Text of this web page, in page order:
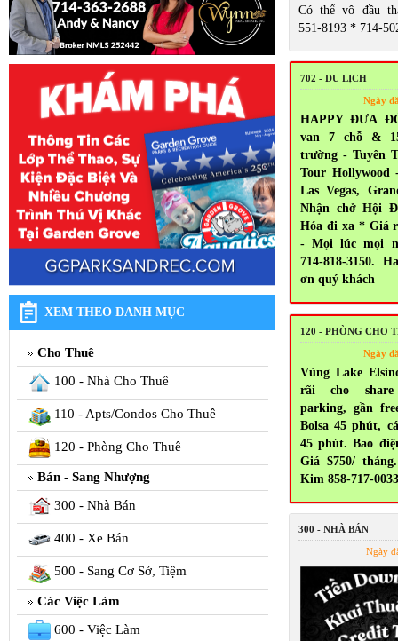
XEM THEO DANH MỤC
Cho Thuê
100 - Nhà Cho Thuê
110 - Apts/Condos Cho Thuê
120 - Phòng Cho Thuê
Bán - Sang Nhượng
300 - Nhà Bán
400 - Xe Bán
500 - Sang Cơ Sở, Tiệm
Các Việc Làm
600 - Việc Làm
Có thể vô đầu
551-8193 * 714-
702 - DU LỊCH
Ngày
HAPPY ĐƯA
van 7 chỗ &
trường - Tuyên
Tour Hollywood
Las Vegas,
Nhận chở Hội
Hóa đi xa * Giá
- Mọi lúc mọi
714-818-3150.
ơn quý khách
120 - PHÒNG CHO
Ngày
Vùng Lake
rãi cho
parking, gần
Bolsa 45 phút,
45 phút. Bao
Giá $750/
Kim 858-717-0033
300 - NHÀ BÁN
Ngày